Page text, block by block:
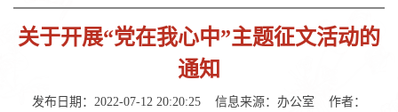
关于开展“党在我心中”主题征文活动的
通知
发布日期：2022-07-12 20:20:25 信息来源： 办公室 作者：